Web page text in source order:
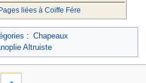
Pages liées à Coiffe Fére
: Chapeaux
Altruiste